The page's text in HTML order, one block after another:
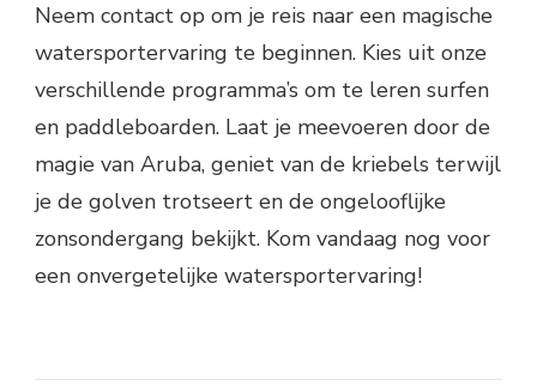
Neem contact op om je reis naar een magische
watersportervaring te beginnen. Kies uit onze
verschillende programma’s om te leren surfen
en paddleboarden. Laat je meevoeren door de
magie van Aruba, geniet van de kriebels terwijl
je de golven trotseert en de ongelooflijke
zonsondergang bekijkt. Kom vandaag nog voor
een onvergetelijke watersportervaring!